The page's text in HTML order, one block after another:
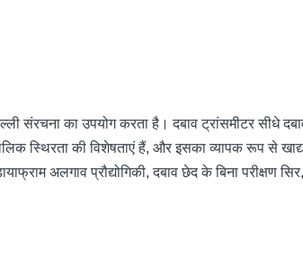
संरचना का उपयोग करता है। दबाव ट्रांसमीटर
स्थिरता की विशेषताएं हैं, और इसका व्यापक रूप से
अलगाव प्रौद्योगिकी, दबाव छेद के बिना परीक्षण